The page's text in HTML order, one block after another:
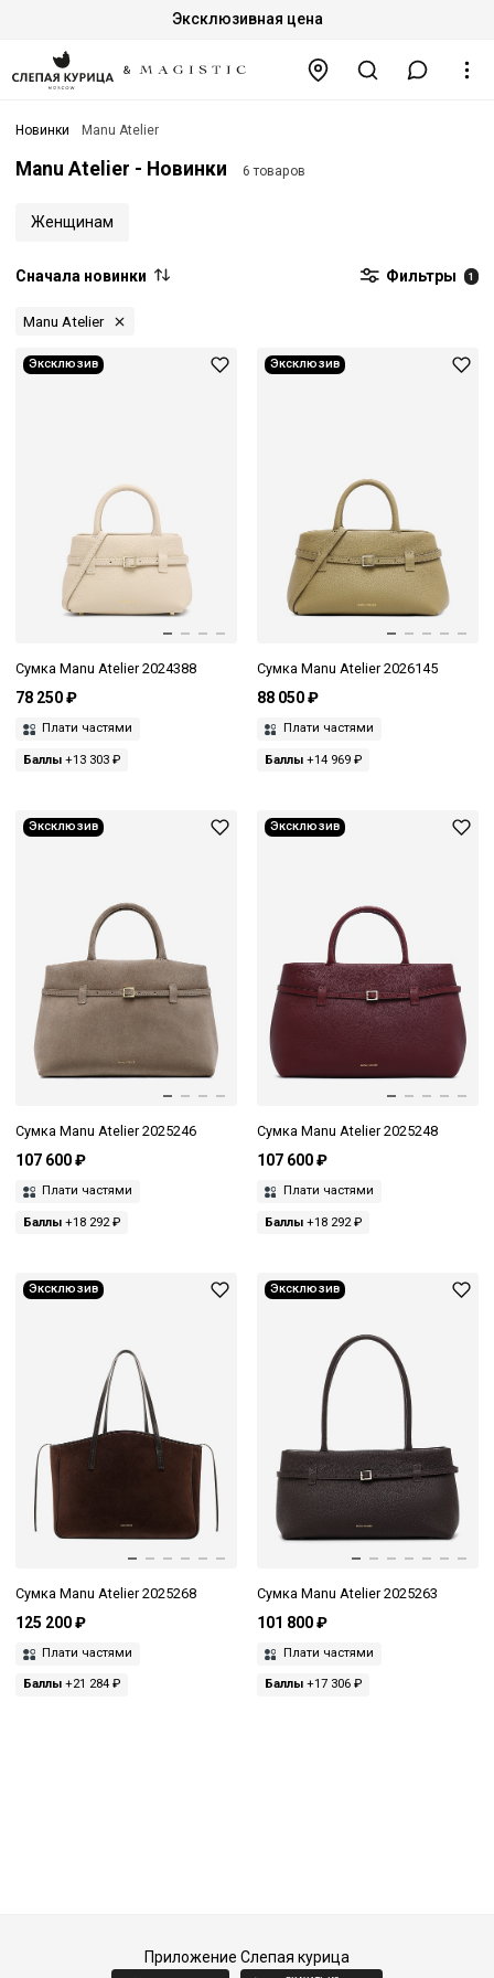
Эксклюзивная цена
Новинки Manu Atelier
Manu Atelier - Новинки 6 товаров
Женщинам
Сначала новинки Фильтры 1
Manu Atelier
Эксклюзив
Сумка Manu Atelier 2024388
78 250 ₽
Плати частями
Баллы +13 303 ₽
Эксклюзив
Сумка Manu Atelier 2026145
88 050 ₽
Плати частями
Баллы+14 969 ₽
Эксклюзив
Сумка Manu Atelier 2025246
107 600 ₽
Плати частями
Баллы +18 292 ₽
Эксклюзив
Сумка Manu Atelier 2025248
107 600 ₽
Плати частями
Баллы+18 292 ₽
Эксклюзив
Сумка Manu Atelier 2025268
125 200 ₽
Плати частями
Баллы +21 284 ₽
Эксклюзив
Сумка Manu Atelier 2025263
101 800 ₽
Плати частями
Баллы+17 306 ₽
Приложение Слепая курица